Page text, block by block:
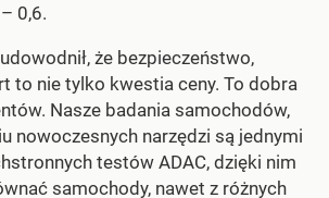
0,6.
że bezpieczeństwo,
to nie tylko kwestia ceny. To dobra
Nasze badania samochodów,
nowoczesnych narzędzi są jednymi
testów ADAC, dzięki nim
samochody, nawet z różnych